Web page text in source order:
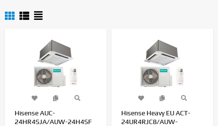
Hisense AUC-
24HR4SJA/AUW-24H4SF
Hisense Heavy EU ACT-
24UR4RJC8/AUW-